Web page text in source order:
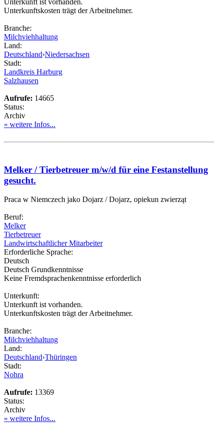
Unterkunft ist vorhanden.
Unterkunftskosten trägt der Arbeitnehmer.
Branche:
Milchviehhaltung
Land:
Deutschland›Niedersachsen
Stadt:
Landkreis Harburg
Salzhausen
Aufrufe: 14665
Status:
Archiv
» weitere Infos...
Melker / Tierbetreuer m/w/d für eine Festanstellung
gesucht.
Praca w Niemczech jako Dojarz / Dojarz, opiekun zwierząt
Beruf:
Melker
Tierbetreuer
Landwirtschaftlicher Mitarbeiter
Erforderliche Sprache:
Deutsch
Deutsch Grundkenntnisse
Keine Fremdsprachenkenntnisse erforderlich
Unterkunft:
Unterkunft ist vorhanden.
Unterkunftskosten trägt der Arbeitnehmer.
Branche:
Milchviehhaltung
Land:
Deutschland›Thüringen
Stadt:
Nohra
Aufrufe: 13369
Status:
Archiv
» weitere Infos...